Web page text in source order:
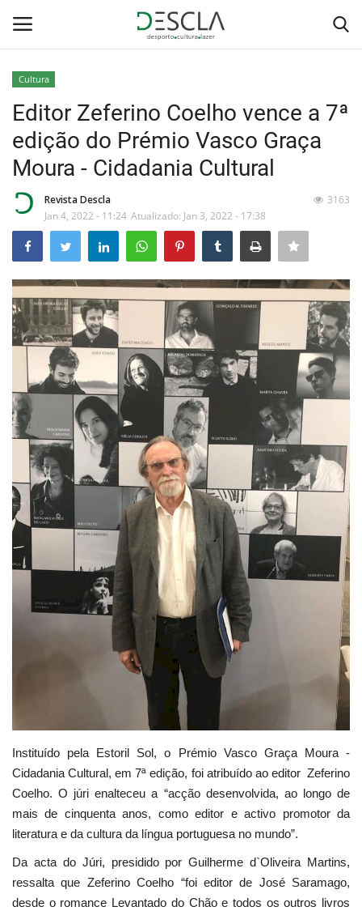
Home
Desporto
Sobre Nós
Educação
Estatuto Editorial
Saúde
Ficha técnica
Cultura
Lazer
Ambiente
Cultura
Editor Zeferino Coelho vence a 7ª
edição do Prémio Vasco Graça
Moura - Cidadania Cultural
Revista Descla
Jan 4, 2022 - 11:24 Atualizado: Jan 3, 2022 - 17:38
3163
Instituído pela Estoril Sol, o Prémio Vasco Graça Moura -
Cidadania Cultural, em 7ª edição, foi atribuído ao editor Zeferino
Coelho. O júri enalteceu a “acção desenvolvida, ao longo de
mais de cinquenta anos, como editor e activo promotor da
literatura e da cultura da língua portuguesa no mundo”.
Da acta do Júri, presidido por Guilherme d`Oliveira Martins,
ressalta que Zeferino Coelho “foi editor de José Saramago,
desde o romance Levantado do Chão e todos os outros livros